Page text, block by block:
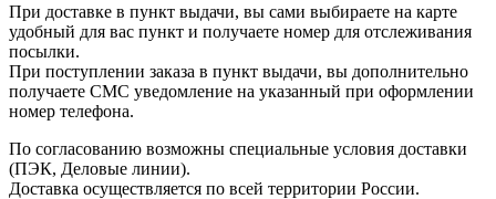
При доставке в пункт выдачи, вы сами выбираете на карте
удобный для вас пункт и получаете номер для отслеживания
посылки.
При поступлении заказа в пункт выдачи, вы дополнительно
получаете СМС уведомление на указанный при оформлении
номер телефона.
По согласованию возможны специальные условия доставки
(ПЭК, Деловые линии).
Доставка осуществляется по всей территории России.